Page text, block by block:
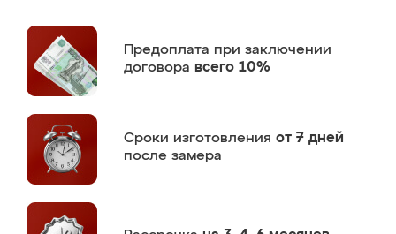
Предоплата при заключении
договора всего 10%
Сроки изготовления от 7 дней
после замера